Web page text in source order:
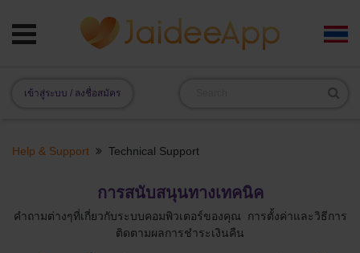
เข้าสู่ระบบ / ลงชื่อสมัคร
Help & Support Technical Support
การสนับสนุนทางเทคนิค
คำถามต่างๆที่เกี่ยวกับระบบคอมพิวเตอร์ของคุณ การตั้งค่าและวิธีการ
ติดตามผลการชำระเงินคืน